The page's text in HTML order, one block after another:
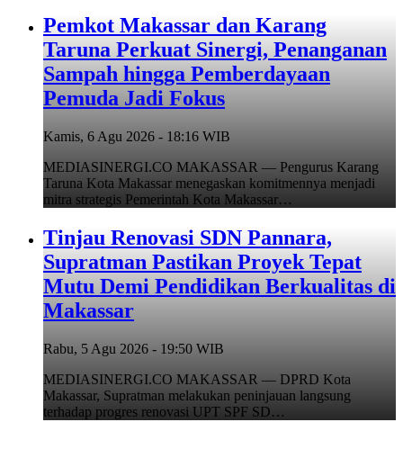
Pemkot Makassar dan Karang
Taruna Perkuat Sinergi, Penanganan
Sampah hingga Pemberdayaan
Pemuda Jadi Fokus
Kamis, 6 Agu 2026 - 18:16 WIB
MEDIASINERGI.CO MAKASSAR — Pengurus Karang
Taruna Kota Makassar menegaskan komitmennya menjadi
mitra strategis Pemerintah Kota Makassar…
Tinjau Renovasi SDN Pannara,
Supratman Pastikan Proyek Tepat
Mutu Demi Pendidikan Berkualitas di
Makassar
Rabu, 5 Agu 2026 - 19:50 WIB
MEDIASINERGI.CO MAKASSAR — DPRD Kota
Makassar, Supratman melakukan peninjauan langsung
terhadap progres renovasi UPT SPF SD…